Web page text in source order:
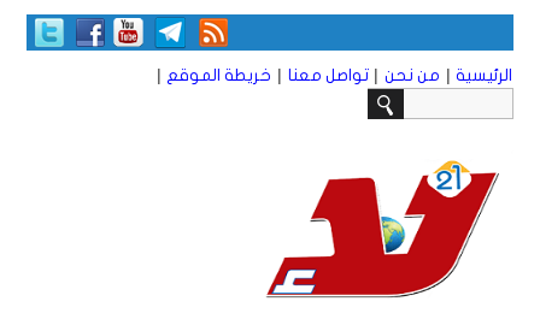
الرئيسية | من نحن | تواصل معنا | خريطة الموقع |